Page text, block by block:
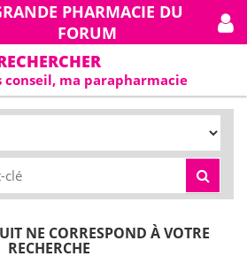
PHARMACIE DU
FORUM
conseil, ma parapharmacie
NE CORRESPOND À VOTRE
RECHERCHE